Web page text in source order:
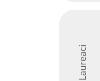
Laureaci